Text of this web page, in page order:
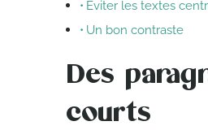
Éviter les textes
Un bon contraste
Des
courts